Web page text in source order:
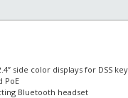
side color displays for DSS
PoE
Bluetooth headset